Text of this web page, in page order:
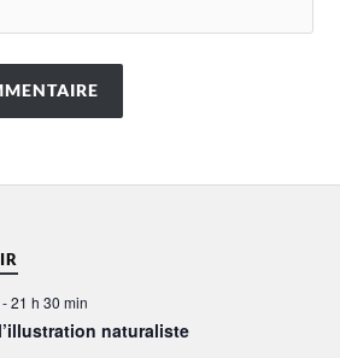
-21 h 30 min
naturaliste